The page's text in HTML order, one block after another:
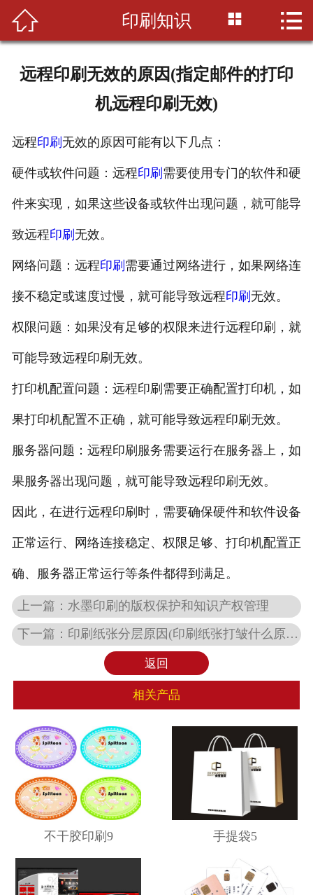
首页
设备展示
 印刷知识  
远程印刷无效的原因(指定邮件的打印
机远程印刷无效)
远程印刷 无效的原因可能有以下几点：
硬件或软件问题：远程印刷 需要使用专门的软件和硬
件来实现，如果这些设备或软件出现问题，就可能导
致远程印刷 无效。
网络问题：远程印刷 需要通过网络进行，如果网络连
接不稳定或速度过慢，就可能导致远程印刷 无效。
权限问题：如果没有足够的权限来进行远程印刷，就
可能导致远程印刷无效。
打印机配置问题：远程印刷需要正确配置打印机，如
果打印机配置不正确，就可能导致远程印刷无效。
服务器问题：远程印刷服务需要运行在服务器上，如
果服务器出现问题，就可能导致远程印刷无效。
因此，在进行远程印刷时，需要确保硬件和软件设备
正常运行、网络连接稳定、权限足够、打印机配置正
确、服务器正常运行等条件都得到满足。
上一篇： 水墨印刷的版权保护和知识产权管理
下一篇： 印刷纸张分层原因(印刷纸张打皱什么原因)
返回
相关产品
不干胶印刷9 手提袋5